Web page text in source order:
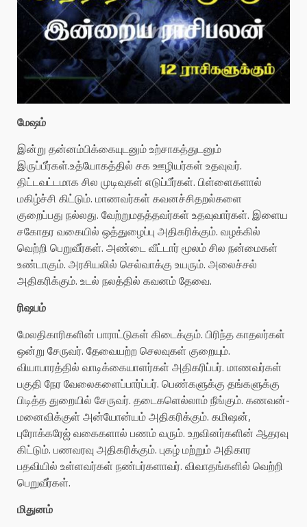
மேஷம்
இன்று தன்னம்பிக்கையுடனும் உற்சாகத்துடனும்
இருப்பீர்கள்.உத்யோகத்தில் சக ஊழியர்கள் உதவுவர்.
திட்டவட்டமாக சில முடிவுகள் எடுப்பீர்கள். பிள்ளைகளால்
மகிழ்ச்சி கிட்டும். மாணவர்கள் கவனச்சிதறல்களை
குறைப்பது நல்லது. வேற்றுமதத்தவர்கள் உதவுவார்கள். இளைய
சகோதர வகையில் ஒத்துழைப்பு அதிகரிக்கும். வழக்கில்
வெற்றி பெறுவீர்கள். அண்டை வீட்டார் மூலம் சில நன்மைகள்
உண்டாகும். அரசியலில் செல்வாக்கு உயரும். அலைச்சல்
அதிகரிக்கும். உடல் நலத்தில் கவனம் தேவை.
ரிஷபம்
மேலதிகாரிகளின் பாராட்டுகள் கிடைக்கும். பிரிந்த காதலர்கள்
ஒன்று சேருவர். தேவையற்ற செலவுகள் குறையும்.
வியாபாரத்தில் வாடிக்கையாளர்கள் அதிகரிப்பர். மாணவர்கள்
பகுதி நேர வேலைகளைப்பார்ப்பர். பெண்களுக்கு தங்களுக்கு
பிடித்த துறையில் சேருவர். தடைகளெல்லாம் நீங்கும். கணவன்-
மனைவிக்குள் அன்யோன்யம் அதிகரிக்கும். கமிஷன்,
புரோக்கரேஜ் வகைகளால் பணம் வரும். உறவினர்களின் ஆதரவு
கிட்டும். பணவரவு அதிகரிக்கும். புகழ் மற்றும் அதிகார
பதவியில் உள்ளவர்கள் நண்பர்களாவர். விவாதங்களில் வெற்றி
பெறுவீர்கள்.
மிதுனம்